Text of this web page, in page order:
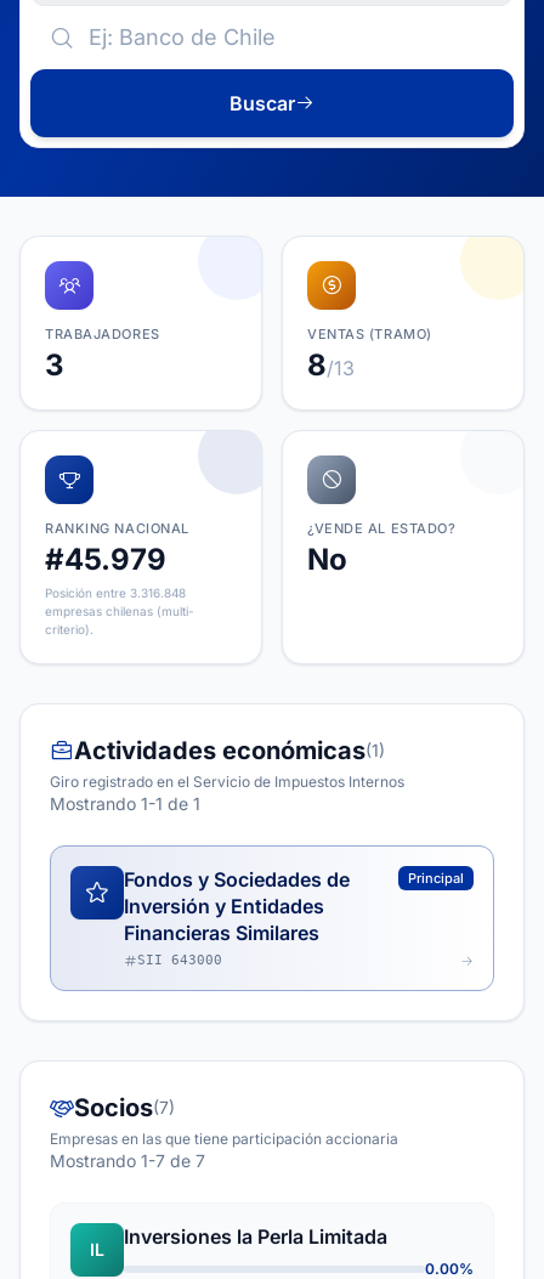
Buscar
TRABAJADORES
3
VENTAS (TRAMO)
8/13
RANKING NACIONAL
#45.979
Posición entre 3.316.848
empresas chilenas (multi-
criterio).
¿VENDE AL ESTADO?
No
Actividades económicas(1)
Giro registrado en el Servicio de Impuestos Internos
Mostrando 1-1 de 1
Fondos y Sociedades de
Inversión y Entidades
Financieras Similares
Principal
SII 643000
Socios(7)
Empresas en las que tiene participación accionaria
Mostrando 1-7 de 7
IL
Inversiones la Perla Limitada
0.00%